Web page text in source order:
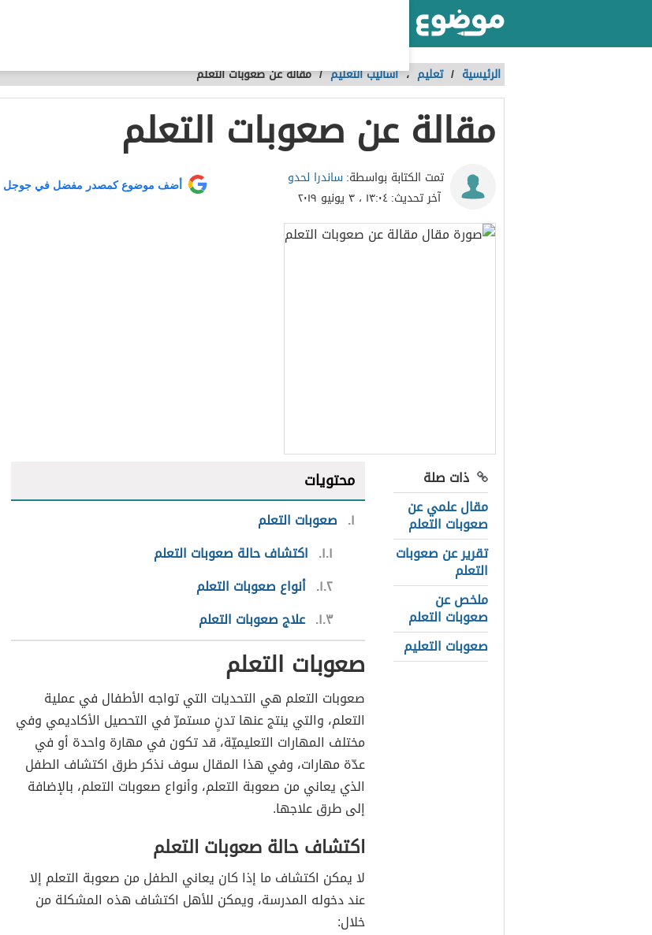
الرئيسية / تعليم ،أساليب التعليم /مقالة عن صعوبات التعلم
مقالة عن صعوبات التعلم
تمت الكتابة بواسطة:ساندرا لحدو
آخر تحديث:١٣:٠٤ ، ٣ يونيو ٢٠١٩
أضف موضوع كمصدر مفضل في جوجل
ذات صلة
مقال علمي عن
صعوبات التعلم
تقرير عن صعوبات
التعلم
ملخص عن
صعوبات التعلم
صعوبات التعليم
محتويات
١ صعوبات التعلم
١.١ اكتشاف حالة صعوبات التعلم
١.٢ أنواع صعوبات التعلم
١.٣ علاج صعوبات التعلم
صعوبات التعلم
صعوبات التعلم هي التحديات التي تواجه الأطفال في عملية
التعلم، والتي ينتج عنها تدنٍ مستمرّ في التحصيل الأكاديمي وفي
مختلف المهارات التعليميّة، قد تكون في مهارة واحدة أو في
عدّة مهارات، وفي هذا المقال سوف نذكر طرق اكتشاف الطفل
الذي يعاني من صعوبة التعلم، وأنواع صعوبات التعلم، بالإضافة
إلى طرق علاجها.
اكتشاف حالة صعوبات التعلم
لا يمكن اكتشاف ما إذا كان يعاني الطفل من صعوبة التعلم إلا
عند دخوله المدرسة، ويمكن للأهل اكتشاف هذه المشكلة من
خلال: